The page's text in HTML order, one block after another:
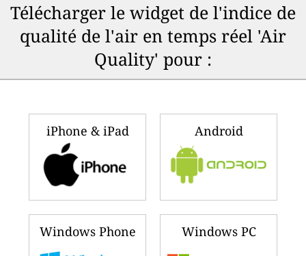
Télécharger le widget de l'indice de
qualité de l'air en temps réel 'Air
Quality' pour :
iPhone & iPad Android
Windows Phone Windows PC